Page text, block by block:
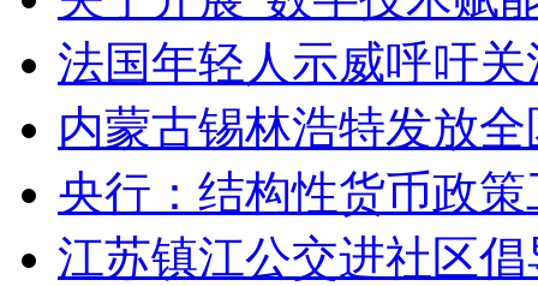
法国年轻人示威呼吁
内蒙古锡林浩特发放
央行：结构性货币政
江苏镇江公交进社区